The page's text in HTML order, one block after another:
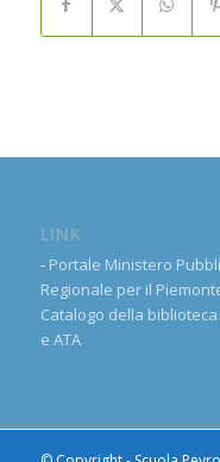
LINK
- Portale Ministero
Regionale per il
Catalogo della
e ATA